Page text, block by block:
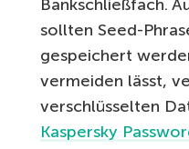
Bankschließfach.
sollten Seed-
gespeichert
vermeiden lässt,
verschlüsselten
Kaspersky